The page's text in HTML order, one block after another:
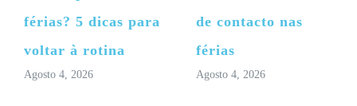
férias? 5 dicas para
voltar à rotina
Agosto 4, 2026
de contacto nas
férias
Agosto 4, 2026